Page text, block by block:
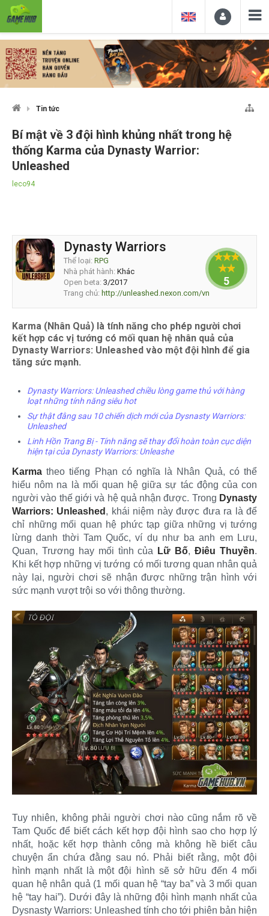
Tin tức
Bí mật về 3 đội hình khủng nhất trong hệ
thống Karma của Dynasty Warrior:
Unleashed
leco94
Dynasty Warriors
Thể loại: RPG
Nhà phát hành: Khác
Open beta: 3/2017
Trang chủ: http://unleashed.nexon.com/vn
5
Karma (Nhân Quả) là tính năng cho phép người chơi
kết hợp các vị tướng có mối quan hệ nhân quả của
Dynasty Warriors: Unleashed vào một đội hình để gia
tăng sức mạnh.
Dynasty Warriors: Unleashed chiều lòng game thủ với hàng
loạt những tính năng siêu hot
Sự thật đằng sau 10 chiến dịch mới của Dysnasty Warriors:
Unleashed
Linh Hồn Trang Bị - Tính năng sẽ thay đổi hoàn toàn cục diện
hiện tại của Dynasty Warriors: Unleashe
Karma theo tiếng Phạn có nghĩa là Nhân Quả, có thể
hiểu nôm na là mối quan hệ giữa sự tác động của con
người vào thế giới và hệ quả nhận được. Trong Dynasty
Warriors: Unleashed , khái niệm này được đưa ra là để
chỉ những mối quan hệ phức tạp giữa những vị tướng
lừng danh thời Tam Quốc, ví dụ như ba anh em Lưu,
Quan, Trương hay mối tình của
Lữ Bố,Điêu Thuyền.
Khi kết hợp những vị tướng có mối tương quan nhân quả
này lại, người chơi sẽ nhận được những trận hình với
sức mạnh vượt trội so với thông thường.
Tuy nhiên, không phải người chơi nào cũng nắm rõ về
Tam Quốc để biết cách kết hợp đội hình sao cho hợp lý
nhất, hoặc kết hợp thành công mà không hề biết câu
chuyện ẩn chứa đằng sau nó. Phải biết rằng, một đội
hình mạnh nhất là một đội hình sẽ sở hữu đến 4 mối
quan hệ nhân quả (1 mối quan hệ “tay ba” và 3 mối quan
hệ “tay hai”). Dưới đây là những đội hình mạnh nhất của
Dysnasty Warriors: Unleashed tính cho tới phiên bản hiện